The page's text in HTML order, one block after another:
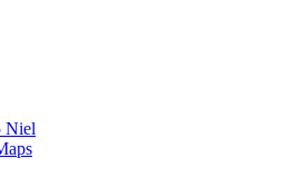
Niel